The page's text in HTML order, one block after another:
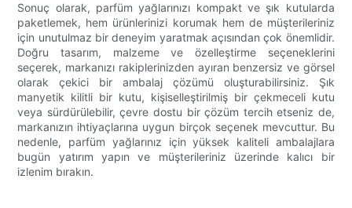
Sonuç olarak, parfüm yağlarınızı kompakt ve şık kutularda
paketlemek, hem ürünlerinizi korumak hem de müşterileriniz
için unutulmaz bir deneyim yaratmak açısından çok önemlidir.
Doğru tasarım, malzeme ve özelleştirme seçeneklerini
seçerek, markanızı rakiplerinizden ayıran benzersiz ve görsel
olarak çekici bir ambalaj çözümü oluşturabilirsiniz. Şık
manyetik kilitli bir kutu, kişiselleştirilmiş bir çekmeceli kutu
veya sürdürülebilir, çevre dostu bir çözüm tercih etseniz de,
markanızın ihtiyaçlarına uygun birçok seçenek mevcuttur. Bu
nedenle, parfüm yağlarınız için yüksek kaliteli ambalajlara
bugün yatırım yapın ve müşterileriniz üzerinde kalıcı bir
izlenim bırakın.